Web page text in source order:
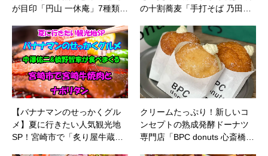
が目印「円山 一休庵」7種類…
の十割蕎麦「手打そば 乃田…
【バナナマンのせっかくグル
メ】夏に行きたい人気観光地
SP！宮崎市で「炙り屋牛蔵…
クリームたっぷり！新しいコ
ンセプトの熟成発酵ドーナツ
専門店「BPC donuts 心斎橋…